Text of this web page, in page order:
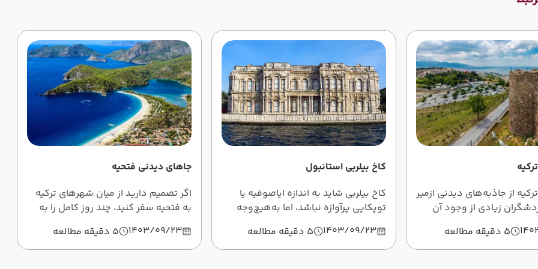
از جاذبه‌های دیدنی ازمیر
زیادی از وجود آن
و آنجا را نمی‌شناسند. در این
آشنا می‌شوید. 5 دقیقه مطالعه
کاخ بیلربی استانبول
کاخ بیلربی شاید به اندازه ایاصوفیه یا
توپکاپی پرآوازه نباشد، اما به‌هیچ‌وجه
پایین‌تر از آنها نیست. در این مطلب با این
جاذبه بی‌نظیر استانبول آشنا شوید.
1403/09/23 5 دقیقه مطالعه
جاهای دیدنی فتحیه
اگر تصمیم دارید از میان شهرهای ترکیه
به فتحیه سفر کنید، چند روز کامل را به
بازدید از همان جاهای دیدنی فتحیه
بگذرانید که در این مطلب معرفی
شده‌اند.
1403/09/23 5 دقیقه مطالعه